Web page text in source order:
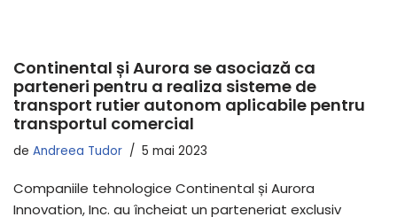
Continental și Aurora se asociază ca
parteneri pentru a realiza sisteme de
transport rutier autonom aplicabile pentru
transportul comercial
de Andreea Tudor 5 mai 2023
Companiile tehnologice Continental și Aurora
Innovation, Inc. au încheiat un parteneriat exclusiv